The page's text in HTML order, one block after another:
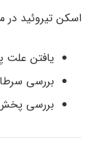
اسکن تیروئید در
یافتن علت
بررسی
بررسی پخش